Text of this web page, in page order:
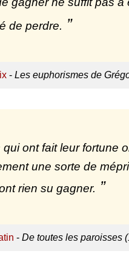
de perdre.
- Les euphorismes de
ont fait leur fortune
une sorte de
rien su gagner.
- De toutes les paroisses